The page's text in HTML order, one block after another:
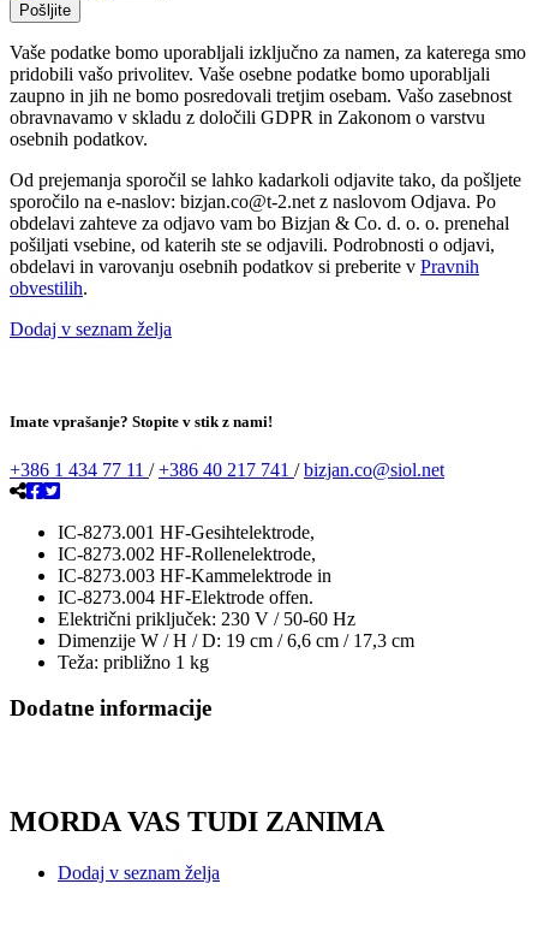
Vaše podatke bomo uporabljali izključno za namen, za katerega smo
pridobili vašo privolitev. Vaše osebne podatke bomo uporabljali
zaupno in jih ne bomo posredovali tretjim osebam. Vašo zasebnost
obravnavamo v skladu z določili GDPR in Zakonom o varstvu
osebnih podatkov.
Od prejemanja sporočil se lahko kadarkoli odjavite tako, da pošljete
sporočilo na e-naslov: bizjan.co@t-2.net z naslovom Odjava. Po
obdelavi zahteve za odjavo vam bo Bizjan & Co. d. o. o. prenehal
pošiljati vsebine, od katerih ste se odjavili. Podrobnosti o odjavi,
obdelavi in varovanju osebnih podatkov si preberite v Pravnih
obvestilih.
Dodaj v seznam želja
Imate vprašanje? Stopite v stik z nami!
+386 1 434 77 11 /+386 40 217 741 /bizjan.co@siol.net
IC-8273.001 HF-Gesihtelektrode,
IC-8273.002 HF-Rollenelektrode,
IC-8273.003 HF-Kammelektrode in
IC-8273.004 HF-Elektrode offen.
Električni priključek: 230 V / 50-60 Hz
Dimenzije W / H / D: 19 cm / 6,6 cm / 17,3 cm
Teža: približno 1 kg
Dodatne informacije
MORDA VAS TUDI ZANIMA
Dodaj v seznam želja